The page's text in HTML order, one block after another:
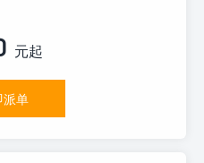
元起
派单